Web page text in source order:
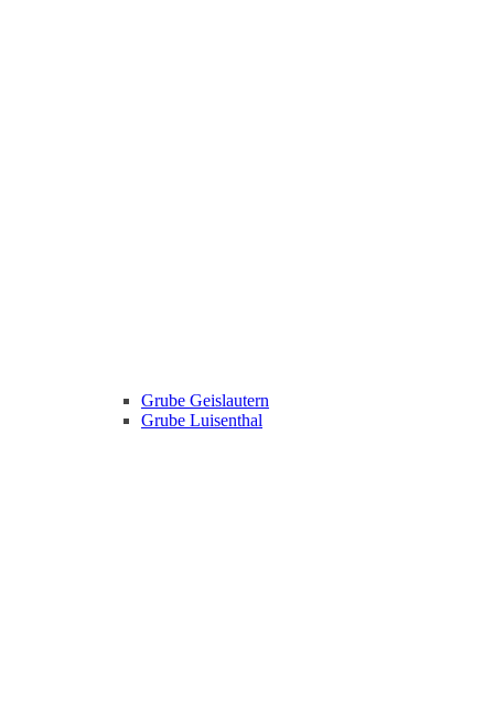
Grube Geislautern
Grube Luisenthal